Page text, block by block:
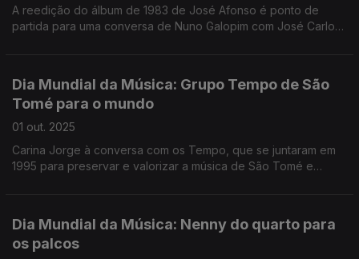
A reedição do álbum de 1983 de José Afonso é ponto de
partida para uma conversa de Nuno Galopim com José Carlos
Dia Mundial da Música: Grupo Tempo de São
Tomé para o mundo
01 out. 2025
Carina Jorge à conversa com os Tempo, que se juntaram em
1995 para preservar e valorizar a música de São Tomé e
Dia Mundial da Música: Nenny do quarto para
os palcos